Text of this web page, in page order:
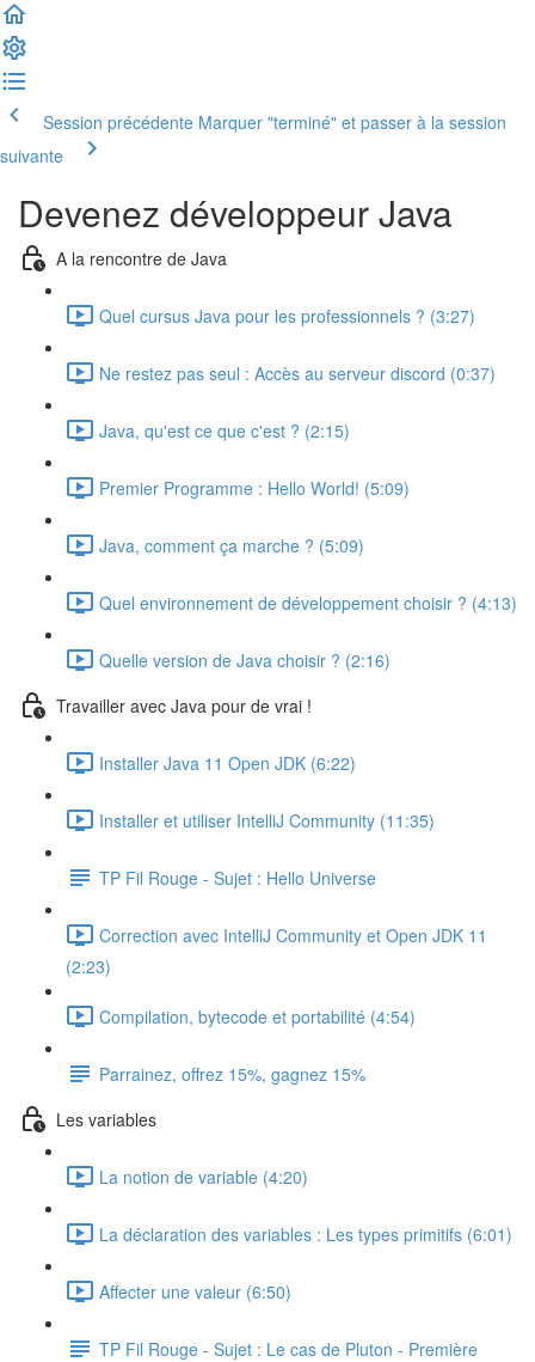
Session précédente Marquer "terminé" et passer à la session
suivante
Devenez développeur Java
A la rencontre de Java
Quel cursus Java pour les professionnels ? (3:27)
Ne restez pas seul : Accès au serveur discord (0:37)
Java, qu'est ce que c'est ? (2:15)
Premier Programme : Hello World! (5:09)
Java, comment ça marche ? (5:09)
Quel environnement de développement choisir ? (4:13)
Quelle version de Java choisir ? (2:16)
Travailler avec Java pour de vrai !
Installer Java 11 Open JDK (6:22)
Installer et utiliser IntelliJ Community (11:35)
TP Fil Rouge - Sujet : Hello Universe
Correction avec IntelliJ Community et Open JDK 11
(2:23)
Compilation, bytecode et portabilité (4:54)
Parrainez, offrez 15%, gagnez 15%
Les variables
La notion de variable (4:20)
La déclaration des variables : Les types primitifs (6:01)
Affecter une valeur (6:50)
TP Fil Rouge - Sujet : Le cas de Pluton - Première